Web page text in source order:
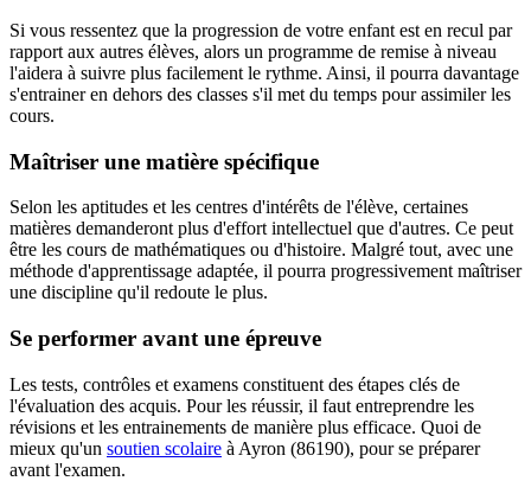
Si vous ressentez que la progression de votre enfant est en recul par
rapport aux autres élèves, alors un programme de remise à niveau
l'aidera à suivre plus facilement le rythme. Ainsi, il pourra davantage
s'entrainer en dehors des classes s'il met du temps pour assimiler les
cours.
Maîtriser une matière spécifique
Selon les aptitudes et les centres d'intérêts de l'élève, certaines
matières demanderont plus d'effort intellectuel que d'autres. Ce peut
être les cours de mathématiques ou d'histoire. Malgré tout, avec une
méthode d'apprentissage adaptée, il pourra progressivement maîtriser
une discipline qu'il redoute le plus.
Se performer avant une épreuve
Les tests, contrôles et examens constituent des étapes clés de
l'évaluation des acquis. Pour les réussir, il faut entreprendre les
révisions et les entrainements de manière plus efficace. Quoi de
mieux qu'un soutien scolaire à Ayron (86190), pour se préparer
avant l'examen.